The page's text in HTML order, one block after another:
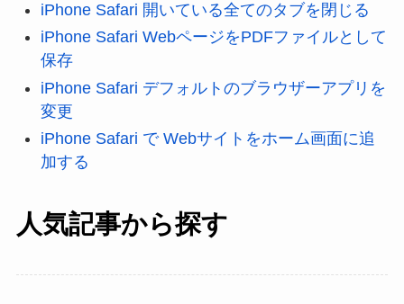
iPhone Safari 開いている全てのタブを閉じる
iPhone Safari WebページをPDFファイルとして
保存
iPhone Safari デフォルトのブラウザーアプリを
変更
iPhone Safari で Webサイトをホーム画面に追
加する
人気記事から探す